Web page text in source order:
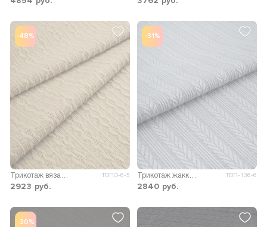
-48%
ТВПО-6-5
2923 руб.
-31%
ТВП-136-6
2840 руб.
-30%